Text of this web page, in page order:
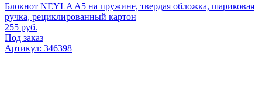
Блокнот NEYLA A5 на пружине, твердая обложка, шариковая
ручка, рециклированный картон
255 руб.
Под заказ
Артикул: 346398